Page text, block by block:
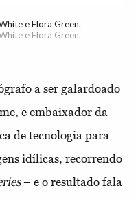
e Flora Green.
e Flora Green.
a ser galardoado
e embaixador da
de tecnologia para
idílicas, recorrendo
– e o resultado fala